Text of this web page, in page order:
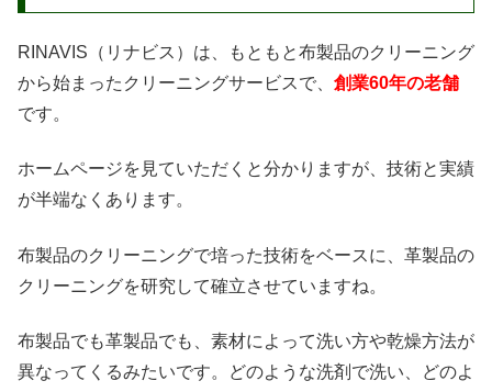
RINAVIS（リナビス）は、もともと布製品のクリーニング
から始まったクリーニングサービスで、 創業60年の老舗
です。
ホームページを見ていただくと分かりますが、技術と実績
が半端なくあります。
布製品のクリーニングで培った技術をベースに、革製品の
クリーニングを研究して確立させていますね。
布製品でも革製品でも、素材によって洗い方や乾燥方法が
異なってくるみたいです。どのような洗剤で洗い、どのよ